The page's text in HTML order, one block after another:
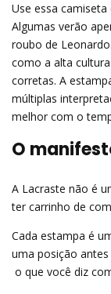
Use essa
Algumas verão
roubo de
como a alta
corretas. A
múltiplas
melhor com o
O
A Lacraste não é
ter carrinho de
Cada estampa é
uma posição
 o que você diz